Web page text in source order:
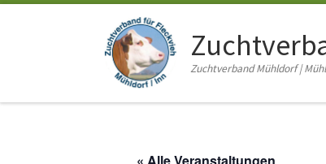
Zum Inhalt springen
Zuchtverband Mühldorf |
« Alle Veranstaltungen